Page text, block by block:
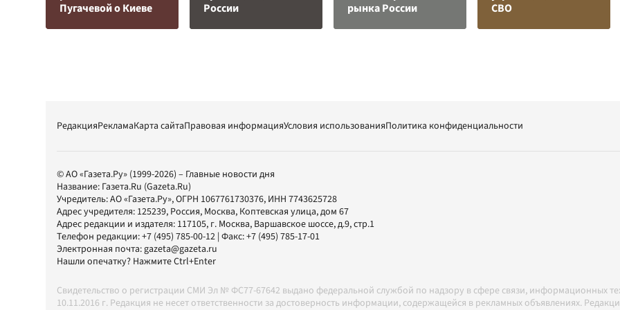
Пугачевой о Киеве
России
рынка России
СВО
РедакцияРекламаКарта сайтаПравовая информацияУсловия использованияПолитика конфиденциальности
© АО «Газета.Ру» (1999-2026) – Главные новости дня
Название: Газета.Ru (Gazeta.Ru)
Учредитель:АО «Газета.Ру», ОГРН 1067761730376, ИНН 7743625728
Адрес учредителя: 125239, Россия, Москва, Коптевская улица, дом 67
Адрес редакции и издателя: 117105, г. Москва, Варшавское шоссе, д.9, стр.1
Телефон редакции:+7 (495) 785-00-12 | Факс:+7 (495) 785-17-01
Электронная почта:gazeta@gazeta.ru
Нашли опечатку? Нажмите Ctrl+Enter
Свидетельство о регистрации СМИ Эл № ФС77-67642 выдано федеральной службой по надзору в сфере связи, информационных
10.11.2016 г. Редакция не несет ответственности за достоверность информации, содержащейся в рекламных объявлениях.